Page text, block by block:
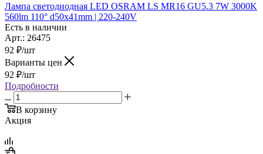
Лампа светодиодная LED OSRAM LS MR16 GU5.3 7W 3000K
560lm 110° d50x41mm | 220-240V
Есть в наличии
Арт.: 26475
92 ₽/шт
Варианты цен
92 ₽/шт
Подробности
В корзину
Акция